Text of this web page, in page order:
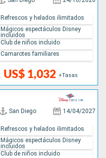
US$ 1,032 +Tasas
Refrescos y helados ilimitados
Mágicos espectáculos Disney
incluidos
Club de niños incluido
Camarotes familiares
San Diego 14/04/2027
Refrescos y helados ilimitados
Mágicos espectáculos Disney
incluidos
Club de niños incluido